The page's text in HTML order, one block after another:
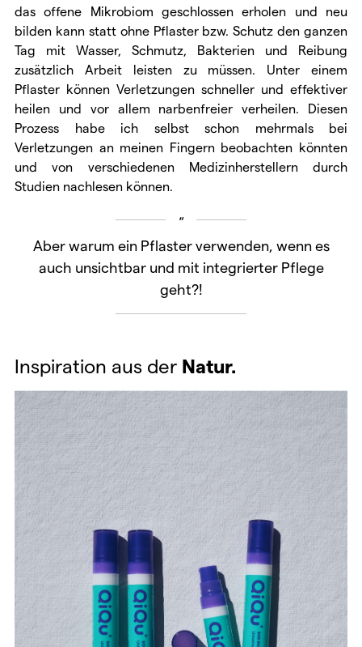
das offene Mikrobiom geschlossen erholen und neu
bilden kann statt ohne Pflaster bzw. Schutz den ganzen
Tag mit Wasser, Schmutz, Bakterien und Reibung
zusätzlich Arbeit leisten zu müssen. Unter einem
Pflaster können Verletzungen schneller und effektiver
heilen und vor allem narbenfreier verheilen. Diesen
Prozess habe ich selbst schon mehrmals bei
Verletzungen an meinen Fingern beobachten könnten
und von verschiedenen Medizinherstellern durch
Studien nachlesen können.
Aber warum ein Pflaster verwenden, wenn es
auch unsichtbar und mit integrierter Pflege
geht?!
Inspiration aus der Natur.